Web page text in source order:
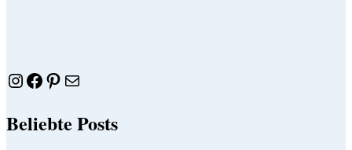
Instagram
Facebook
Pinterest
E-Mail
Beliebte Posts